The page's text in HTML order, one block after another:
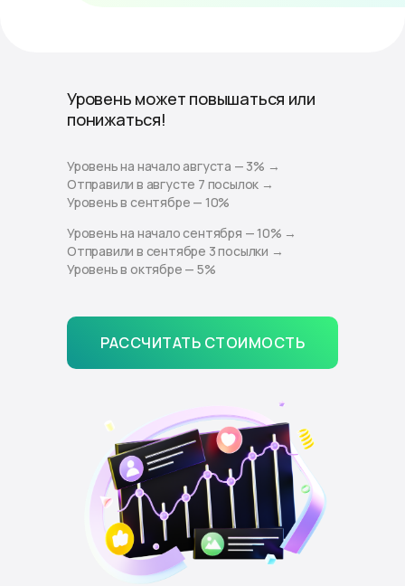
Уровень на начало августа — 3% →
Отправили в августе 7 посылок →
Уровень в сентябре — 10%
Уровень может повышаться или
понижаться!
РАССЧИТАТЬ СТОИМОСТЬ
Уровень на начало сентября — 10% →
Отправили в сентябре 3 посылки →
Уровень в октябре — 5%